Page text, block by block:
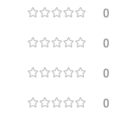
0
0
0
0